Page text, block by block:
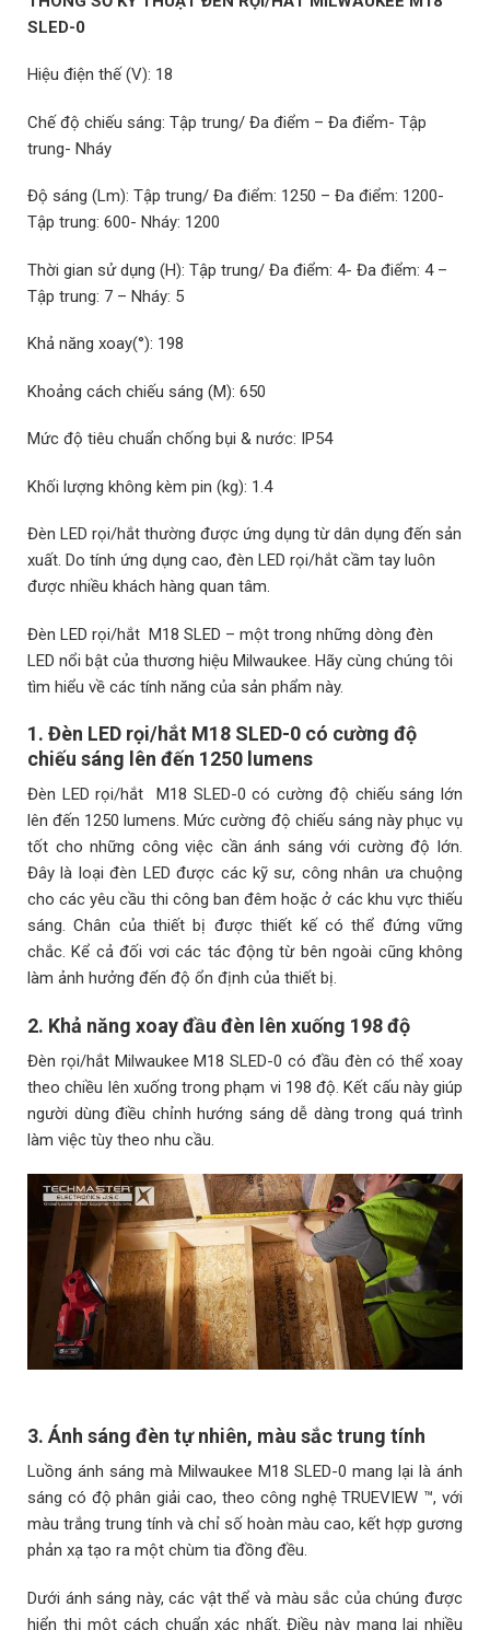
SLED-0
Hiệu điện thế (V): 18
Chế độ chiếu sáng: Tập trung/ Đa điểm – Đa điểm- Tập
trung- Nháy
Độ sáng (Lm): Tập trung/ Đa điểm: 1250 – Đa điểm: 1200-
Tập trung: 600- Nháy: 1200
Thời gian sử dụng (H): Tập trung/ Đa điểm: 4- Đa điểm: 4 –
Tập trung: 7 – Nháy: 5
Khả năng xoay(°): 198
Khoảng cách chiếu sáng (M): 650
Mức độ tiêu chuẩn chống bụi & nước: IP54
Khối lượng không kèm pin (kg): 1.4
Đèn LED rọi/hắt thường được ứng dụng từ dân dụng đến sản
xuất. Do tính ứng dụng cao, đèn LED rọi/hắt cầm tay luôn
được nhiều khách hàng quan tâm.
Đèn LED rọi/hắt M18 SLED – một trong những dòng đèn
LED nổi bật của thương hiệu Milwaukee. Hãy cùng chúng tôi
tìm hiểu về các tính năng của sản phẩm này.
1. Đèn LED rọi/hắt M18 SLED-0 có cường độ
chiếu sáng lên đến 1250 lumens
Đèn LED rọi/hắt M18 SLED-0 có cường độ chiếu sáng lớn
lên đến 1250 lumens. Mức cường độ chiếu sáng này phục vụ
tốt cho những công việc cần ánh sáng với cường độ lớn.
Đây là loại đèn LED được các kỹ sư, công nhân ưa chuộng
cho các yêu cầu thi công ban đêm hoặc ở các khu vực thiếu
sáng. Chân của thiết bị được thiết kế có thể đứng vững
chắc. Kể cả đối vơi các tác động từ bên ngoài cũng không
làm ảnh hưởng đến độ ổn định của thiết bị.
2. Khả năng xoay đầu đèn lên xuống 198 độ
Đèn rọi/hắt Milwaukee M18 SLED-0 có đầu đèn có thể xoay
theo chiều lên xuống trong phạm vi 198 độ. Kết cấu này giúp
người dùng điều chỉnh hướng sáng dễ dàng trong quá trình
làm việc tùy theo nhu cầu.
3. Ánh sáng đèn tự nhiên, màu sắc trung tính
Luồng ánh sáng mà Milwaukee M18 SLED-0 mang lại là ánh
sáng có độ phân giải cao, theo công nghệ TRUEVIEW ™, với
màu trắng trung tính và chỉ số hoàn màu cao, kết hợp gương
phản xạ tạo ra một chùm tia đồng đều.
Dưới ánh sáng này, các vật thể và màu sắc của chúng được
hiển thị một cách chuẩn xác nhất. Điều này mang lại nhiều